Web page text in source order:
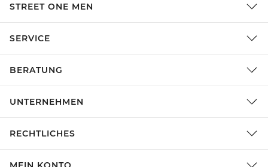
STREET ONE MEN
SERVICE
BERATUNG
UNTERNEHMEN
RECHTLICHES